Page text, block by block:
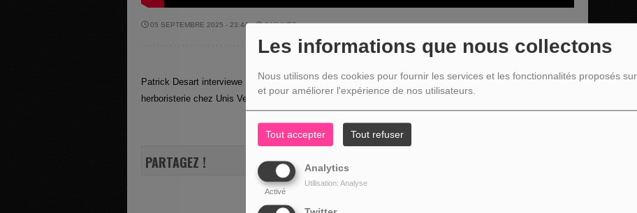
Les informations que nous collectons
Nous utilisons des cookies pour fournir les services et les fonctionnalités proposés
et pour améliorer l'expérience de nos utilisateurs.
Tout accepter Tout refuser
Analytics
Activé
Utilisation: Analyse
05 SEPTEMBRE 2025 - 23:44 - 946VUES
Patrick Desart interviewe Evelyne Moray - Guide nature et herboriste pour parler des prochains ateliers
herboristerie chez Unis Verts Paysans à Malmedy
PARTAGEZ !